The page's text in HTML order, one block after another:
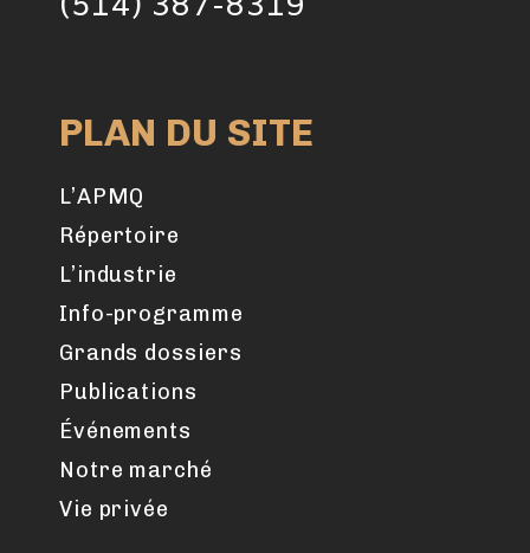
PLAN DU SITE
L’APMQ
Répertoire
L’industrie
Info-programme
Grands dossiers
Publications
Événements
Notre marché
Vie privée